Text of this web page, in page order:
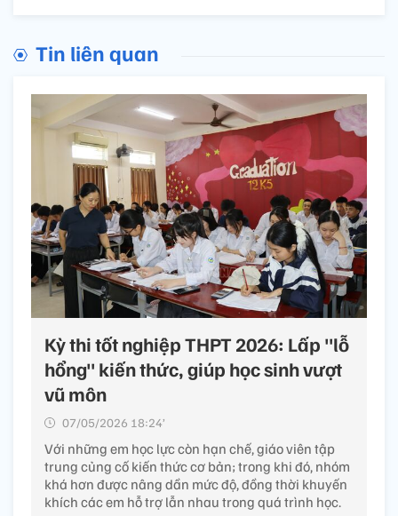
Tin liên quan
Kỳ thi tốt nghiệp THPT 2026: Lấp "lỗ
hổng" kiến thức, giúp học sinh vượt
vũ môn
07/05/2026 18:24’
Với những em học lực còn hạn chế, giáo viên tập
trung củng cố kiến thức cơ bản; trong khi đó, nhóm
khá hơn được nâng dần mức độ, đồng thời khuyến
khích các em hỗ trợ lẫn nhau trong quá trình học.